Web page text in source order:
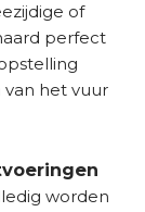
of
perfect
van het vuur
worden